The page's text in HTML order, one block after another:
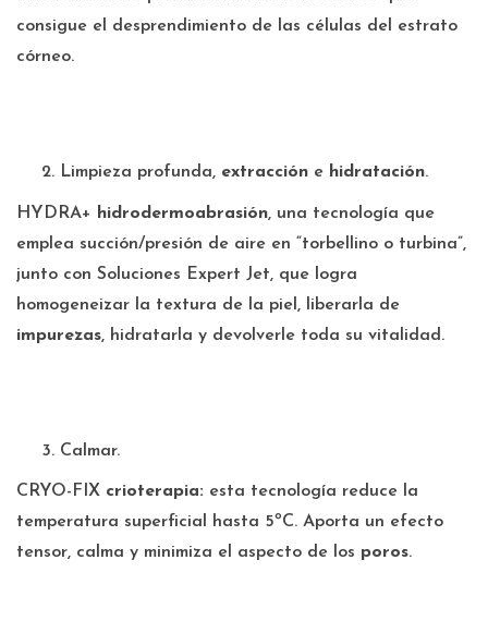
consigue el desprendimiento de las células del estrato
córneo.
Limpieza profunda, extracción e hidratación.
HYDRA+ hidrodermoabrasión, una tecnología que
emplea succión/presión de aire en “torbellino o turbina”,
junto con Soluciones Expert Jet, que logra
homogeneizar la textura de la piel, liberarla de
impurezas, hidratarla y devolverle toda su vitalidad.
Calmar.
CRYO-FIX crioterapia: esta tecnología reduce la
temperatura superficial hasta 5ºC. Aporta un efecto
tensor, calma y minimiza el aspecto de los poros.